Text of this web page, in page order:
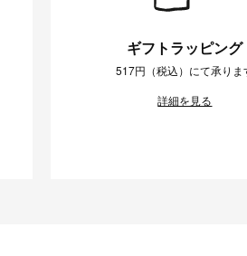
ギフトラッピング
517円（税込）にて承りま
詳細を見る